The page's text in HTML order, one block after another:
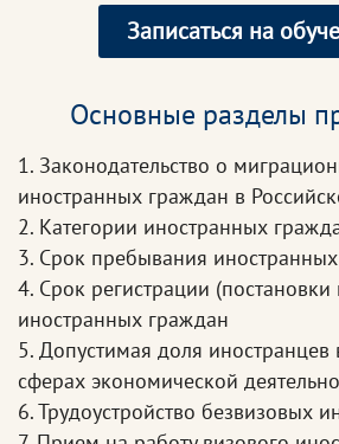
Записаться на
Основные разделы
1. Законодательство о
иностранных граждан в
2. Категории иностранных
3. Срок пребывания
4. Срок регистрации (постановки
иностранных граждан
5. Допустимая доля иностранцев
сферах экономической
6. Трудоустройство безвизовых